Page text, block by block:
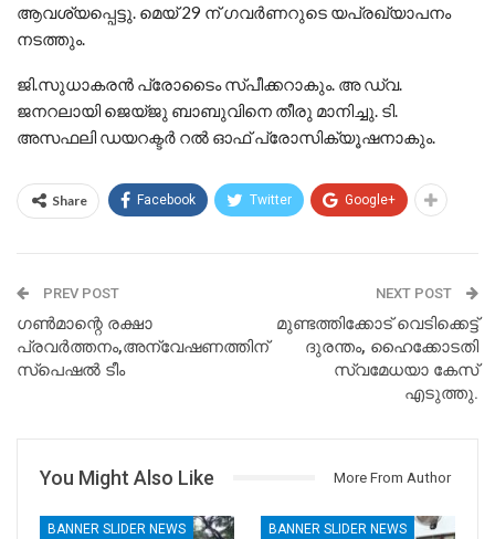
ആവശ്യപ്പെട്ടു. മെയ് 29 ന് ഗവർണറുടെ യപ്രഖ്യാപനം
നടത്തും.
ജി.സുധാകരൻ പ്രോടൈം സ്‌പീക്കറാകും. അ ഡ്വ.
ജനറലായി ജെയ്‌ജു ബാബുവിനെ തീരു മാനിച്ചു. ടി.
അസഫലി ഡയറക്ടർ റൽ ഓഫ് പ്രോസിക്യൂഷനാകും.
Share Facebook Twitter Google+
PREV POST
ഗൺമാന്റെ രക്ഷാ
പ്രവർത്തനം,അന്വേഷണത്തിന്
സ്‌പെഷൽ ടീം
NEXT POST
മുണ്ടത്തിക്കോട് വെടിക്കെട്ട്
ദുരന്തം, ഹൈക്കോടതി
സ്വമേധയാ കേസ്
എടുത്തു.
You Might Also Like More From Author
BANNER SLIDER NEWS BANNER SLIDER NEWS